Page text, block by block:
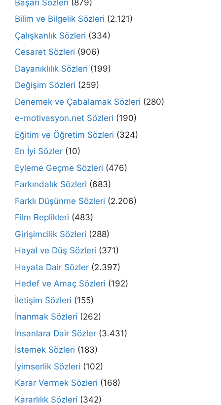
Başarı Sözleri (879)
Bilim ve Bilgelik Sözleri (2.121)
Çalışkanlık Sözleri (334)
Cesaret Sözleri (906)
Dayanıklılık Sözleri (199)
Değişim Sözleri (259)
Denemek ve Çabalamak Sözleri (280)
e-motivasyon.net Sözleri (190)
Eğitim ve Öğretim Sözleri (324)
En İyi Sözler (10)
Eyleme Geçme Sözleri (476)
Farkındalık Sözleri (683)
Farklı Düşünme Sözleri (2.206)
Film Replikleri (483)
Girişimcilik Sözleri (288)
Hayal ve Düş Sözleri (371)
Hayata Dair Sözler (2.397)
Hedef ve Amaç Sözleri (192)
İletişim Sözleri (155)
İnanmak Sözleri (262)
İnsanlara Dair Sözler (3.431)
İstemek Sözleri (183)
İyimserlik Sözleri (102)
Karar Vermek Sözleri (168)
Kararlılık Sözleri (342)